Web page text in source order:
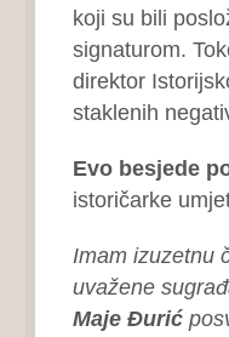
koji su bili
signaturom.
direktor
staklenih
Evo besjede
istoričarke
Imam izuzetnu
uvažene
Maje Đurić